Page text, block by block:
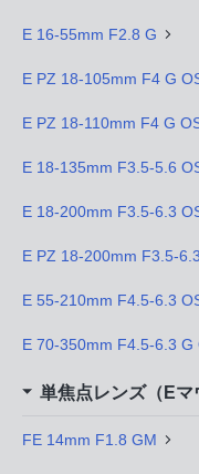
E 16-55mm F2.8 G
E PZ 18-105mm F4 G
E PZ 18-110mm F4 G
E 18-135mm F3.5-5.6
E 18-200mm F3.5-6.3
E PZ 18-200mm F3.5-
E 55-210mm F4.5-6.3
E 70-350mm F4.5-6.3 G
単焦点レンズ（Eマ
FE 14mm F1.8 GM